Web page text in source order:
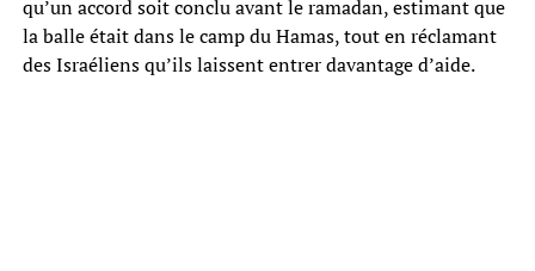
qu’un accord soit conclu avant le ramadan, estimant que
la balle était dans le camp du Hamas, tout en réclamant
des Israéliens qu’ils laissent entrer davantage d’aide.